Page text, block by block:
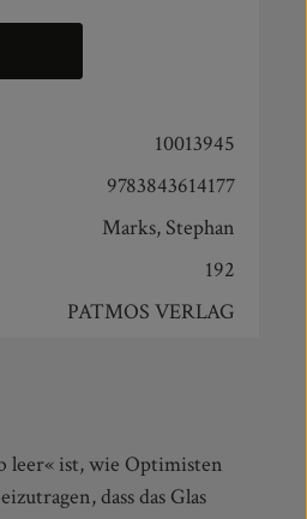
10013945
9783843614177
Marks, Stephan
192
PATMOS VERLAG